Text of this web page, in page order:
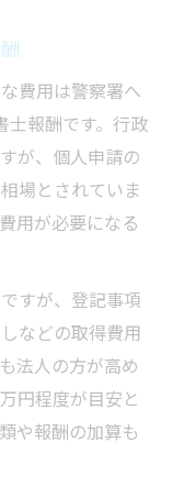
費用は警察署へ
士報酬です。行政
が、個人申請の
場とされていま
用が必要になる
すが、登記事項
などの取得費用
法人の方が高め
円程度が目安と
や報酬の加算も